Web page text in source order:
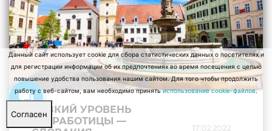
НИЗКИЙ УРОВЕНЬ
БЕЗРАБОТИЦЫ —
17.02.2022
Данный сайт использует cookie для сбора статистических данных о посетителях и
для регистрации информации об их предпочтениях во время посещения с целью
повышение удобства пользования нашим сайтом. Для того чтобы продолжить
работу с веб-сайтом, вам необходимо принятьиспользование cookie-файлов.
Согласен